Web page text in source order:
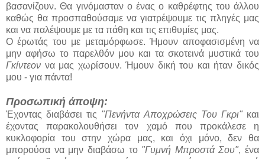
βασανίζουν. Θα γινόμασταν ο ένας ο καθρέφτης του άλλου
καθώς θα προσπαθούσαμε να γιατρέψουμε τις πληγές μας
και να παλέψουμε με τα πάθη και τις επιθυμίες μας.
Ο έρωτάς του με μεταμόρφωσε. Ήμουν αποφασισμένη να
μην αφήσω το παρελθόν μου και τα σκοτεινά μυστικά του
Γκίντεον να μας χωρίσουν. Ήμουν δική του και ήταν δικός
μου - για πάντα!
Προσωπική άποψη:
Έχοντας διαβάσει τις "Πενήντα Αποχρώσεις Του Γκρι"και
έχοντας παρακολουθήσει τον χαμό που προκάλεσε η
κυκλοφορία του στην χώρα μας, και όχι μόνο, δεν θα
μπορούσα να μην διαβάσω το "Γυμνή Μπροστά Σου", ένα